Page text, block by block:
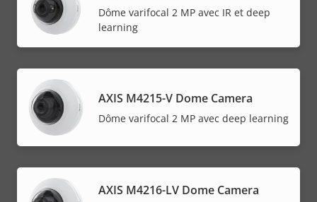
Dôme varifocal 2 MP avec IR et deep
learning
AXIS M4215-V Dome Camera
Dôme varifocal 2 MP avec deep learning
AXIS M4216-LV Dome Camera